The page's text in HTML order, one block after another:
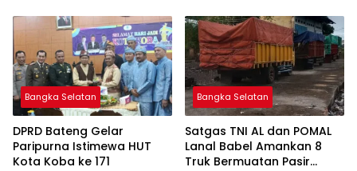
Bangka Selatan
DPRD Bateng Gelar
Paripurna Istimewa HUT
Kota Koba ke 171
Bangka Selatan
Satgas TNI AL dan POMAL
Lanal Babel Amankan 8
Truk Bermuatan Pasir